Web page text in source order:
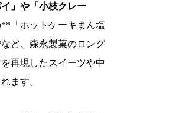
イ」や「小枝クレー
**「ホットケーキまん塩
ど、森永製菓のロング
再現したスイーツや中
ます。